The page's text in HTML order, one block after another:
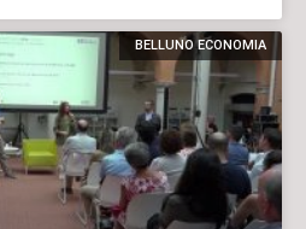
BELLUNO ECONOMIA